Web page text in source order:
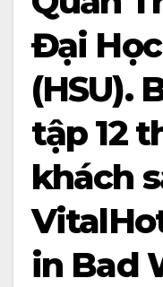
Đại
(HSU).
tập 12
khách
in Bad